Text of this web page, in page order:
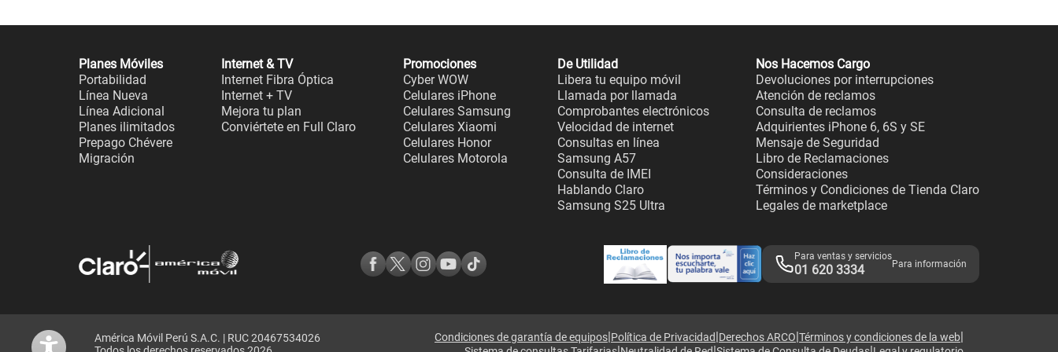
Planes Móviles
Portabilidad
Línea Nueva
Línea Adicional
Planes ilimitados
Prepago Chévere
Migración
Internet & TV
Internet Fibra Óptica
Internet + TV
Mejora tu plan
Conviértete en Full Claro
Promociones
Cyber WOW
Celulares iPhone
Celulares Samsung
Celulares Xiaomi
Celulares Honor
Celulares Motorola
De Utilidad
Libera tu equipo móvil
Llamada por llamada
Comprobantes electrónicos
Velocidad de internet
Consultas en línea
Samsung A57
Consulta de IMEI
Hablando Claro
Samsung S25 Ultra
Nos Hacemos Cargo
Devoluciones por interrupciones
Atención de reclamos
Consulta de reclamos
Adquirientes iPhone 6, 6S y SE
Mensaje de Seguridad
Libro de Reclamaciones
Consideraciones
Términos y Condiciones de Tienda Claro
Legales de marketplace
Para ventas y servicios
01 620 3334 Para información
América Móvil Perú S.A.C. | RUC 20467534026
Condiciones de garantía de equipos|Política de Privacidad|Derechos ARCO|Términos y condiciones de la web|